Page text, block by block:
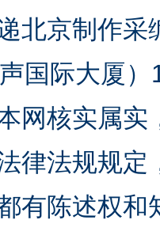
北京制作
国际大厦
网核实属
律法规规
有陈述权